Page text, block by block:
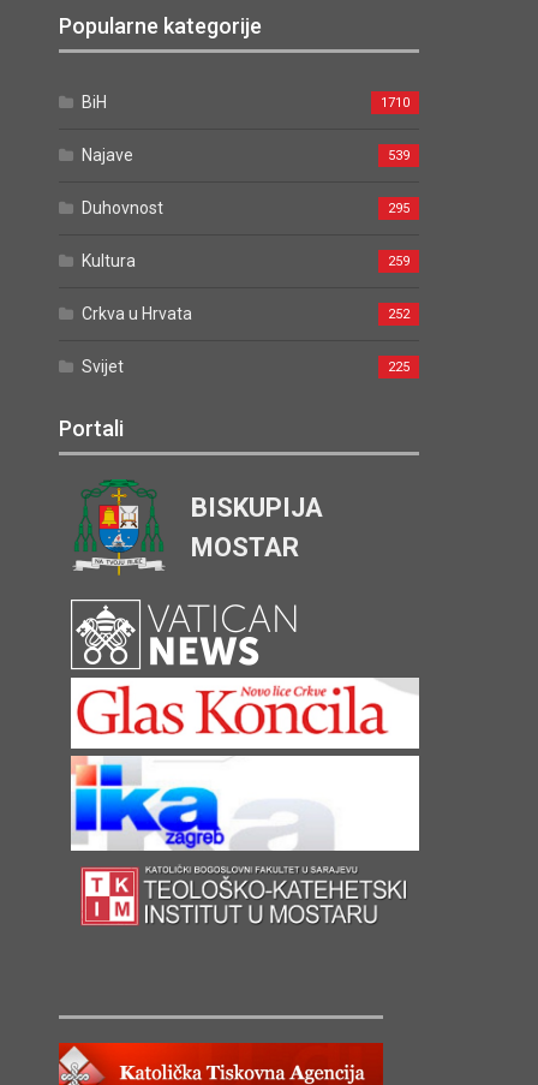
Popularne kategorije
BiH 1710
Najave 539
Duhovnost 295
Kultura 259
Crkva u Hrvata 252
Svijet 225
Portali
BISKUPIJA
MOSTAR